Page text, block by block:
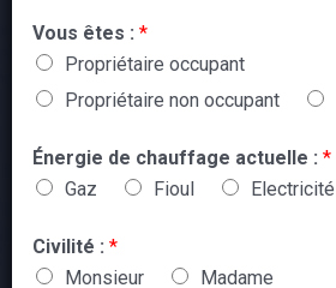
Vous êtes : *
Propriétaire occupant
Propriétaire non occupant
Énergie de chauffage actuelle : *
Gaz
Fioul Electricité
Civilité : *
Monsieur
Madame